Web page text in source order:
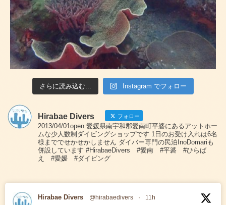
さらに読み込む... Instagram でフォロー
Hirabae Divers フォロー
2013/04/01open 愛媛県南宇和郡愛南町平碆にあるアットホー
ムな少人数制ダイビングショップです 1日のお受け入れは6名
様まででせかせかしません ダイバー専門の民泊InoDomariも
併設しています #HirabaeDivers #愛南 #平碆 #ひらば
え #愛媛 #ダイビング
Hirabae Divers @hirabaedivers · 11h